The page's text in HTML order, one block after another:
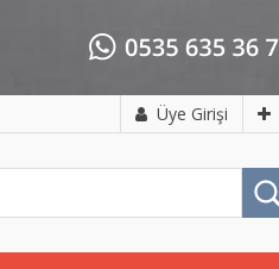
Üye Girişi